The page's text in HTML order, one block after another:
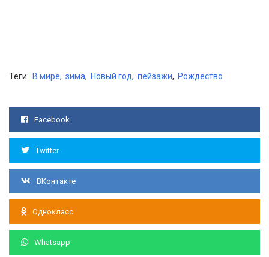
Теги: В мире, зима, Новый год, пейзажи, Рождество
Facebook
Twitter
ВКонтакте
Однокласс
Whatsapp